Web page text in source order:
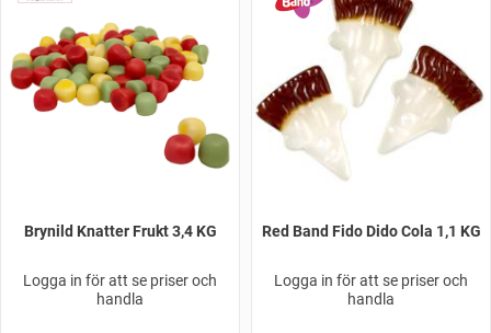
Brynild Knatter Frukt 3,4 KG
Logga in för att se priser och
handla
Red Band Fido Dido Cola 1,1 KG
Logga in för att se priser och
handla